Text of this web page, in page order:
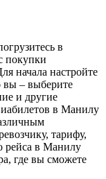
в
покупки
начала настройте
вы – выберите
и другие
в Манилу
тарифу,
рейса в Манилу
где вы сможете